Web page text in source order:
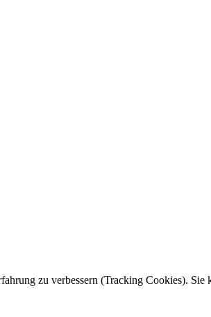
zu verbessern (Tracking Cookies). Sie